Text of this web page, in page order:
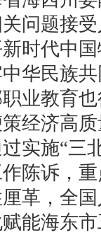
问题接
时代中
华民族
业教育
经济高
实施“三
陈诉，
厘革，全
能海东